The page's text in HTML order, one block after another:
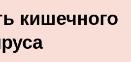
кишечного